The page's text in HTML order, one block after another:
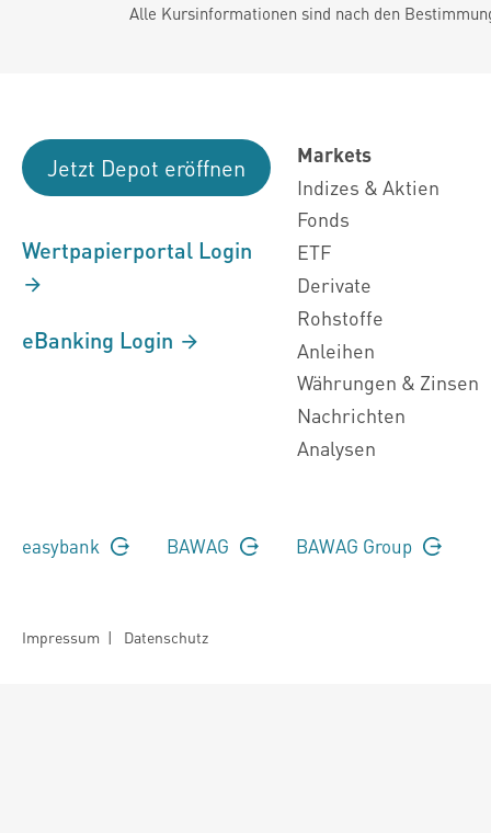
Alle Kursinformationen sind nach den
Jetzt Depot eröffnen
Wertpapierportal Login
eBanking Login
Markets
Indizes & Aktien
Fonds
ETF
Derivate
Rohstoffe
Anleihen
Währungen & Zinsen
Nachrichten
Analysen
easybank BAWAG BAWAG Group
Impressum | Datenschutz